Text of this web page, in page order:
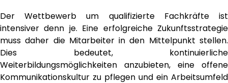
Der Wettbewerb um qualifizierte Fachkräfte ist
intensiver denn je. Eine erfolgreiche Zukunftsstrategie
muss daher die Mitarbeiter in den Mittelpunkt stellen.
Dies bedeutet, kontinuierliche
Weiterbildungsmöglichkeiten anzubieten, eine offene
Kommunikationskultur zu pflegen und ein Arbeitsumfeld